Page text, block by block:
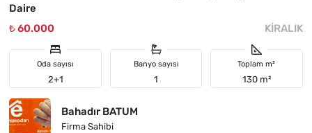
Daire
₺ 60.000
KIRALIK
Oda sayısı
2+1
Banyo sayısı
1
Toplam m²
130 m²
Bahadır BATUM
Firma Sahibi